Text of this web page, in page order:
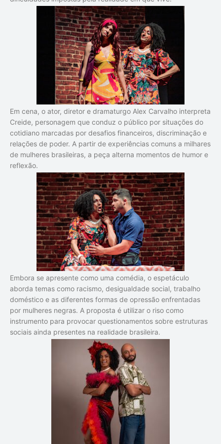
Em cena, o ator, diretor e dramaturgo Alex Carvalho interpreta
Creide, personagem que conduz o público por situações do
cotidiano marcadas por desafios financeiros, discriminação e
relações de poder. A partir de experiências comuns a milhares
de mulheres brasileiras, a peça alterna momentos de humor e
reflexão.
Embora se apresente como uma comédia, o espetáculo
aborda temas como racismo, desigualdade social, trabalho
doméstico e as diferentes formas de opressão enfrentadas
por mulheres negras. A proposta é utilizar o riso como
instrumento para provocar questionamentos sobre estruturas
sociais ainda presentes na realidade brasileira.